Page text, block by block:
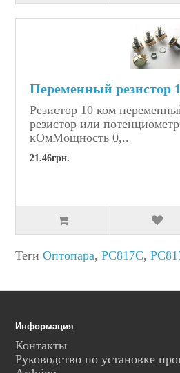
Переменный резистор
Резистор 10 ком
резистор или
кОмМощность 0,..
21.46грн.
Теги Оптопара, PC817C,
Информация
Контакты
Руководство по установке